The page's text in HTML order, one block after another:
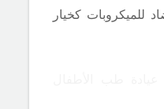
للميكروبات كخيار